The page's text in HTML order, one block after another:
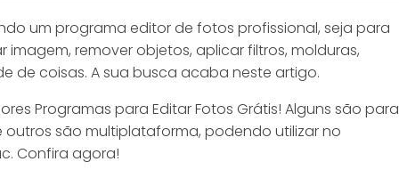
um programa editor de fotos profissional, seja para
imagem, remover objetos, aplicar filtros, molduras,
de coisas. A sua busca acaba neste artigo.
Programas para Editar Fotos Grátis! Alguns são para
outros são multiplataforma, podendo utilizar no
Confira agora!